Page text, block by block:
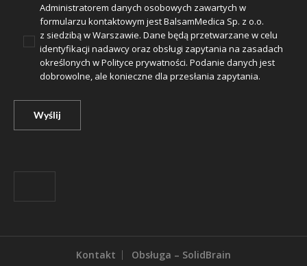
Administratorem danych osobowych zawartych w
formularzu kontaktowym jest BalsamMedica Sp. z o.o.
z siedzibą w Warszawie. Dane będą przetwarzane w celu
identyfikacji nadawcy oraz obsługi zapytania na zasadach
określonych wPolityce prywatności. Podanie danych jest
dobrowolne, ale konieczne dla przesłania zapytania.
Kontakt Obsługa – SolidBrain